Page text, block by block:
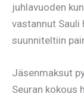
juhlavuoden
vastannut Sauli
suunniteltiin
Jäsenmaksut
Seuran kokous